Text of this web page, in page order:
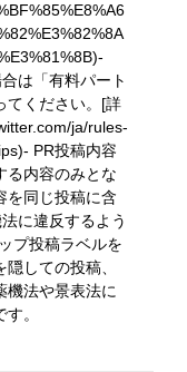
-
は「有料パート
ください。 [詳
ja/rules-
- PR投稿内容
る内容のみとな
を同じ投稿に含
に違反するよう
プ投稿ラベルを
しての投稿、
機法や景表法に
。